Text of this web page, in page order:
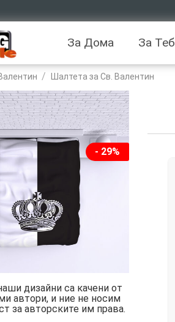
За Дома За Теб
/ Шалтета за Св. Валентин
- 29%
дизайни са качени от
автори, и ние не носим
за авторските им права.